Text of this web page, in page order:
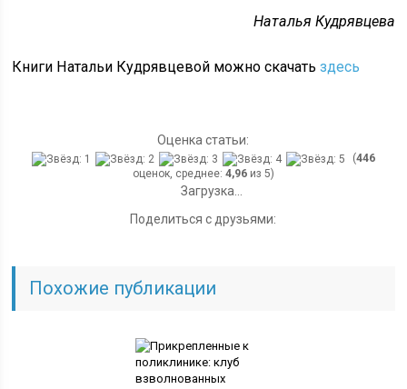
Наталья Кудрявцева
Книги Натальи Кудрявцевой можно скачатьздесь
Оценка статьи:
(446
оценок, среднее: 4,96из 5)
Загрузка...
Поделиться с друзьями:
Похожие публикации